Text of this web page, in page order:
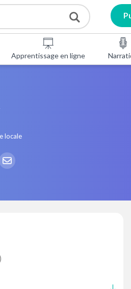
Apprentissage en ligne
locale